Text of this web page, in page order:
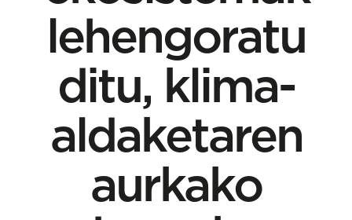
lehengoratu
ditu, klima-
aldaketaren
aurkako